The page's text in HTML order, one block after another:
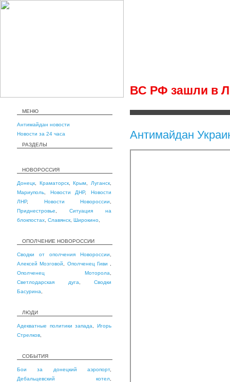
ВС РФ зашли в
МЕНЮ
Антимайдан новости
Новости за 24 часа
РАЗДЕЛЫ
НОВОРОССИЯ
Донецк Краматорск,Крым Луганск
Мариуполь
Новости ДНР,Новости
ЛНР, Новости Новороссии
Приднестровье
Ситуация на
блокпостах Славянск Широкино
ОПОЛЧЕНИЕ НОВОРОССИИ
Сводки от ополчения Новороссии
Алексей Мозговой
Ополченец Гиви
Ополченец Моторола
Светлодарская дуга
Сводки
Басурина
ЛЮДИ
Адекватные политики запада ,Игорь
Стрелков
СОБЫТИЯ
Бои за донецкий аэропорт,
Дебальцевский котел
Антимайдан